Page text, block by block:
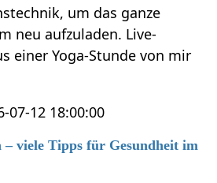
um das ganze
neu aufzuladen. Live-
einer Yoga-Stunde von mir
07-12 18:00:00
– viele Tipps für Gesundheit im